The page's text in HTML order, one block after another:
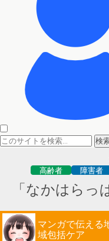
高齢者 障害者
「なかはらっ
マンガで伝える
域包括ケア